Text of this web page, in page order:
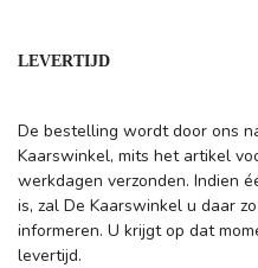
LEVERTIJD
De bestelling wordt door ons
Kaarswinkel, mits het artikel
werkdagen verzonden. Indien
is, zal De Kaarswinkel u daar
informeren. U krijgt op dat
levertijd.